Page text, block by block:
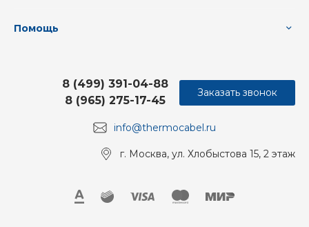
Помощь
info@thermocabel.ru
8 (499) 391-04-88
8 (965) 275-17-45
г. Москва, ул. Хлобыстова 15, 2 этаж
Заказать звонок